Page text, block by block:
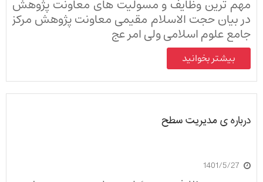
مهم ترین وظایف و مسولیت های معاونت پژوهش
در بیان حجت الاسلام مقیمی معاونت پژوهش مرکز
جامع علوم اسلامی ولی امر عج
بیشتر بخوانید
درباره ی مدیریت سطح
1401/5/27